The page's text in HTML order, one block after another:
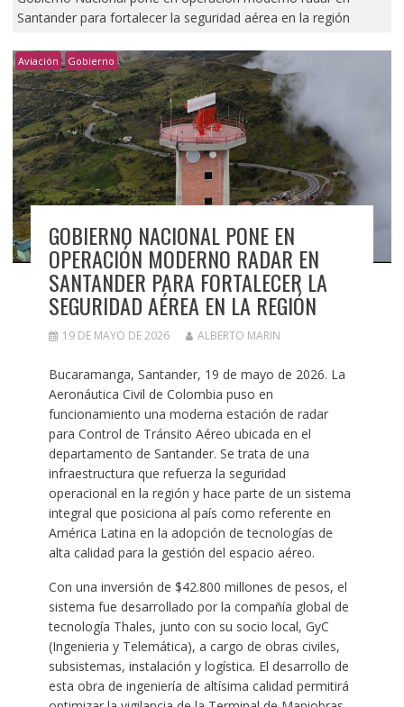
Santander para fortalecer la seguridad aérea en la región
Aviación Gobierno
GOBIERNO NACIONAL PONE EN
OPERACIÓN MODERNO RADAR EN
SANTANDER PARA FORTALECER LA
SEGURIDAD AÉREA EN LA REGIÓN
19 DE MAYO DE 2026 ALBERTO MARIN
Bucaramanga, Santander, 19 de mayo de 2026. La
Aeronáutica Civil de Colombia puso en
funcionamiento una moderna estación de radar
para Control de Tránsito Aéreo ubicada en el
departamento de Santander. Se trata de una
infraestructura que refuerza la seguridad
operacional en la región y hace parte de un sistema
integral que posiciona al país como referente en
América Latina en la adopción de tecnologías de
alta calidad para la gestión del espacio aéreo.
Con una inversión de $42.800 millones de pesos, el
sistema fue desarrollado por la compañía global de
tecnología Thales, junto con su socio local, GyC
(Ingenieria y Telemática), a cargo de obras civiles,
subsistemas, instalación y logística. El desarrollo de
esta obra de ingeniería de altísima calidad permitirá